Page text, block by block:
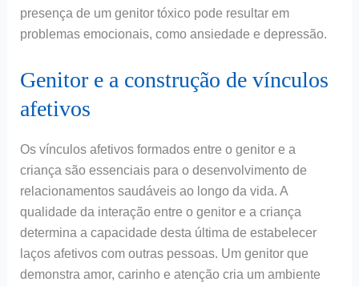
presença de um genitor tóxico pode resultar em
problemas emocionais, como ansiedade e depressão.
Genitor e a construção de vínculos
afetivos
Os vínculos afetivos formados entre o genitor e a
criança são essenciais para o desenvolvimento de
relacionamentos saudáveis ao longo da vida. A
qualidade da interação entre o genitor e a criança
determina a capacidade desta última de estabelecer
laços afetivos com outras pessoas. Um genitor que
demonstra amor, carinho e atenção cria um ambiente